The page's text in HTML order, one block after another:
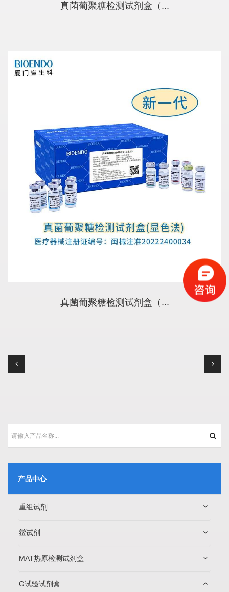
真菌葡聚糖检测试剂盒（...
真菌葡聚糖检测试剂盒（...
产品中心
重组试剂
鲎试剂
MAT热原检测试剂盒
G试验试剂盒